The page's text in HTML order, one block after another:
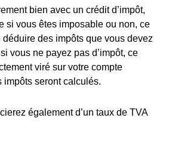
bien avec un crédit d’impôt,
si vous êtes imposable ou non, ce
des impôts que vous devez
vous ne payez pas d’impôt, ce
viré sur votre compte
impôts seront calculés.
également d’un taux de TVA